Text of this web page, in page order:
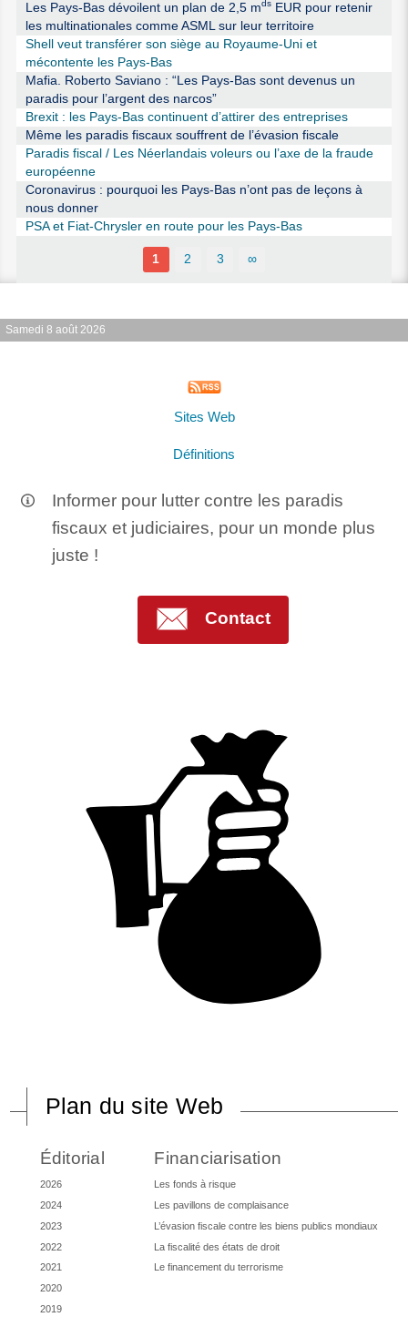
Les Pays-Bas dévoilent un plan de 2,5 mdsEUR pour retenir
les multinationales comme ASML sur leur territoire
Shell veut transférer son siège au Royaume-Uni et
mécontente les Pays-Bas
Mafia. Roberto Saviano : “Les Pays-Bas sont devenus un
paradis pour l’argent des narcos”
Brexit : les Pays-Bas continuent d’attirer des entreprises
Même les paradis fiscaux souffrent de l’évasion fiscale
Paradis fiscal / Les Néerlandais voleurs ou l’axe de la fraude
européenne
Coronavirus : pourquoi les Pays-Bas n’ont pas de leçons à
nous donner
PSA et Fiat-Chrysler en route pour les Pays-Bas
1 2 3 ∞
Samedi 8 août 2026
Sites Web
Définitions
Informer pour lutter contre les paradis
fiscaux et judiciaires, pour un monde plus
juste !
Contact
Plan du site Web
Éditorial
2026
2024
2023
2022
2021
2020
2019
Financiarisation
Les fonds à risque
Les pavillons de complaisance
L’évasion fiscale contre les biens publics mondiaux
La fiscalité des états de droit
Le financement du terrorisme